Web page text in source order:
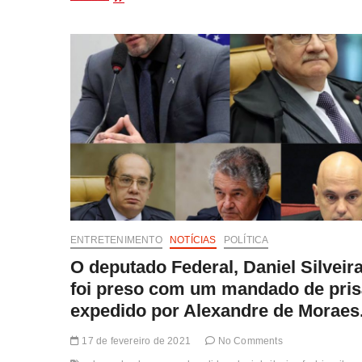
condenações
do
ex
Presidente
Lula,
relacionadas
à
Lava
Jato.
ENTRETENIMENTO NOTÍCIAS POLÍTICA
O deputado Federal, Daniel
foi preso com um mandado de
expedido por Alexandre de
17 de fevereiro de 2021 No Comments